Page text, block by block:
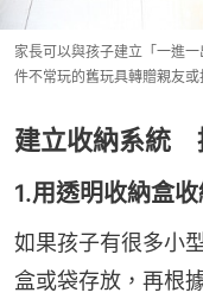
家長可以與孩子建立「一進
件不常玩的舊玩具轉贈親友
建立收納系統
1.用透明收納盒
如果孩子有很多小
盒或袋存放，再根